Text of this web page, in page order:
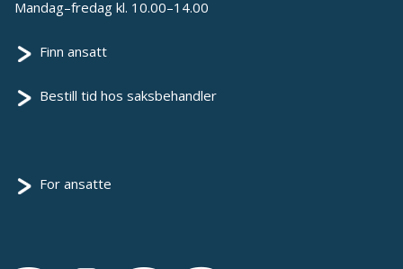
Mandag–fredag kl. 10.00–14.00
Finn ansatt
Bestill tid hos saksbehandler
For ansatte